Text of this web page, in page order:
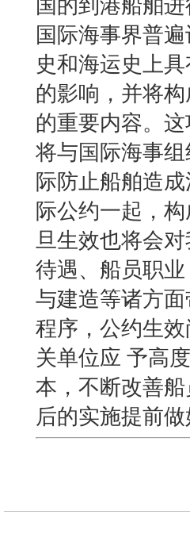
国的到港船舶
国际海事界普
史和海运史上
的影响，并将
的重要内容。
将与国际海事
际防止船舶造
际公约一起，
旦生效也将会
待遇、船员职
与建造等诸方
程序，公约生
关单位应 予高
本，不断改善
后的实施提前做